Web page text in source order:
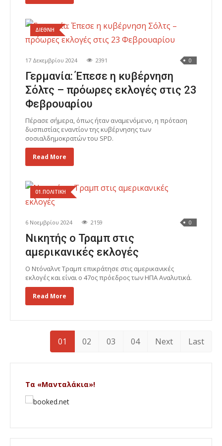
ΔΙΕΘΝΗ
17 Δεκεμβρίου 2024 2391 0
Γερμανία: Έπεσε η κυβέρνηση
Σόλτς – πρόωρες εκλογές στις 23
Φεβρουαρίου
Πέρασε σήμερα, όπως ήταν αναμενόμενο, η πρόταση
δυσπιστίας εναντίον της κυβέρνησης των
σοσιαλδημοκρατών του SPD.
Read More
01.ΠΟΛΙΤΙΚΗ
6 Νοεμβρίου 2024 2159 0
Νικητής ο Τραμπ στις
αμερικανικές εκλογές
Ο Ντόναλντ Τραμπ επικράτησε στις αμερικανικές
εκλογές και είναι ο 47ος πρόεδρος των ΗΠΑ Αναλυτικά.
Read More
01 02 03 04 Next Last
Τα «Μανταλάκια»!